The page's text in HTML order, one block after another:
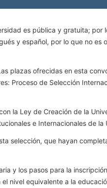
es pública y gratuita; por
y español, por lo que no es
plazas ofrecidas en esta
Proceso de Selección
la Ley de Creación de la
e Internacionales de la
selección, que hayan
y los pasos para la
nivel equivalente a la